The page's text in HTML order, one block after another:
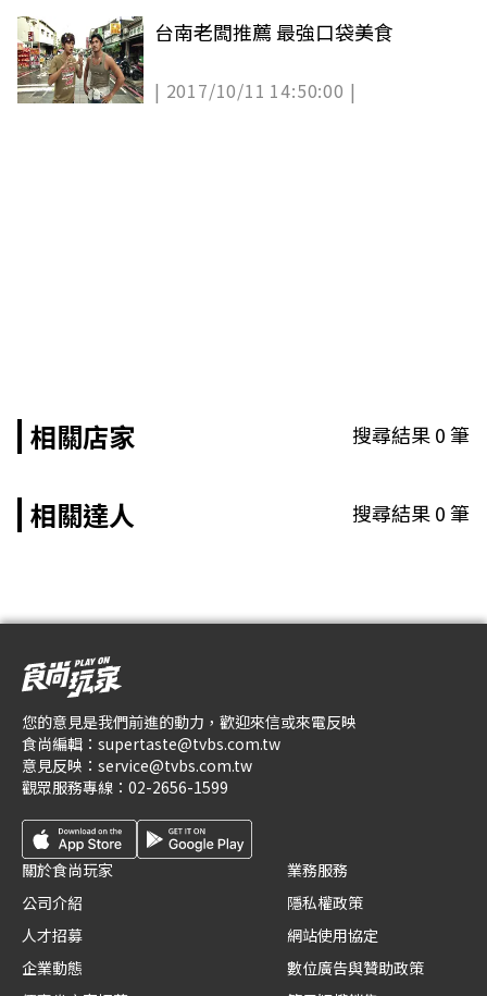
台南老闆推薦 最強口袋美食
| 2017/10/11 14:50:00 |
相關店家 搜尋結果0筆
相關達人 搜尋結果0筆
您的意見是我們前進的動力，歡迎來信或來電反映
食尚編輯： supertaste@tvbs.com.tw
意見反映： service@tvbs.com.tw
觀眾服務專線： 02-2656-1599
關於食尚玩家
公司介紹
人才招募
企業動態
業務服務
隱私權政策
網站使用協定
數位廣告與贊助政策